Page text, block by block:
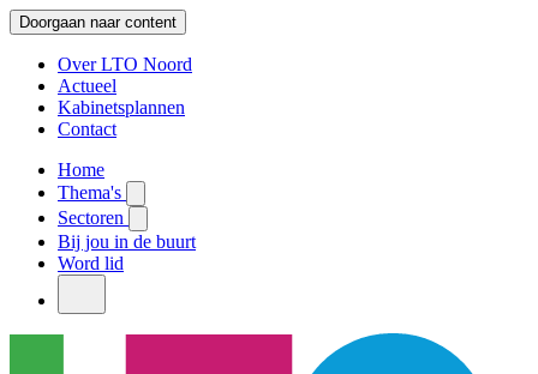
Doorgaan naar content
Over LTO Noord
Actueel
Kabinetsplannen
Contact
Home
Thema's
Sectoren
Bij jou in de buurt
Word lid